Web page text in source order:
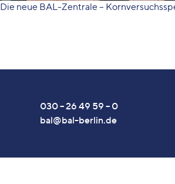
Die neue BAL-Zentrale –
030 – 26 49 59 – 0
bal@bal-berlin.de